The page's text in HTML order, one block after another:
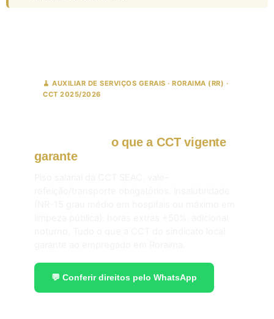
🧹 AUXILIAR DE SERVIÇOS GERAIS · RORAIMA (RR) ·
CCT 2025/2026
o que a CCT vigente
garanteem 2026.
💬 Conferir direitos pelo WhatsApp